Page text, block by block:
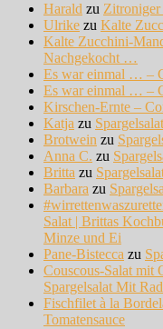
Harald zu
Ulrike zu Kalte
Kalte Zucchini-
Nachgekocht …
Es war einmal … –
Es war einmal … –
Kirschen-Ernte –
Katja zu
Brotwein zu
Anna C. zu
Britta zu
Barbara zu
Salat | Brittas
Minze und Ei
Pane-Bistecca zu
Couscous-Salat mit
Spargelsalat Mit
Fischfilet à la
Tomatensauce